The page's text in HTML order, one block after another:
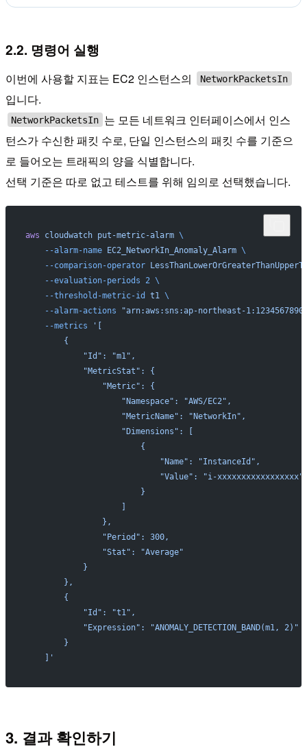
2.2. 명령어 실행
이번에 사용할 지표는 EC2 인스턴스의 NetworkPacketsIn
입니다.
NetworkPacketsIn 는 모든 네트워크 인터페이스에서 인스
턴스가 수신한 패킷 수로, 단일 인스턴스의 패킷 수를 기준으
로 들어오는 트래픽의 양을 식별합니다.
선택 기준은 따로 없고 테스트를 위해 임의로 선택했습니다.
aws cloudwatch put-metric-alarm \
    --alarm-name
EC2_NetworkIn_Anomaly_Alarm \
    --comparison-operator
    --evaluation-periods
2 \
    --threshold-metric-id
t1 \
    --alarm-actions
"arn:aws:sns:ap-northeast-
    --metrics
'[
        {
            "Id": "m1",
            "MetricStat": {
                "Metric": {
                    "Namespace": "AWS/EC2",
                    "MetricName": "NetworkIn",
                    "Dimensions": [
                        {
                            "Name": "InstanceId",
                            "Value": "i-xxxxxxxxxxxxxxxxx"
                        }
                },
                "Period": 300,
                "Stat": "Average"
            }
        },
        {
            "Id": "t1",
            "Expression": "ANOMALY_DETECTION_BAND(m1, 2)"
        }
    ]'
3. 결과 확인하기